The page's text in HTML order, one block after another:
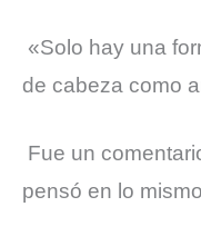
«Solo hay una
de cabeza como
Fue un
pensó en lo